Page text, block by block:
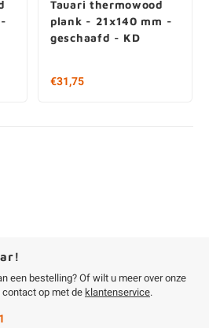
Tauari thermowood
plank - 21x140 mm -
geschaafd - KD
€31,75
een bestelling? Of wilt u meer over onze
op met de klantenservice.